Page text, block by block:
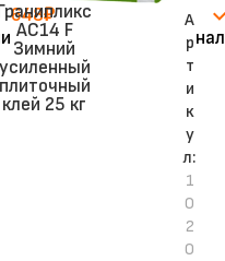
648₽
AC14 F
Зимний
усиленный
плиточный
клей 25 кг
А
р
т
и
к
у
л:
1
0
2
0